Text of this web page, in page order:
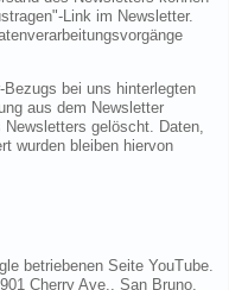
Link im Newsletter.
bei uns hinterlegten
aus dem Newsletter
gelöscht. Daten,
wurden bleiben hiervon
betriebenen Seite YouTube.
Cherry Ave., San Bruno,